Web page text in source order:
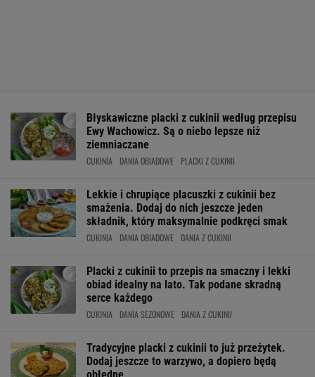
Błyskawiczne placki z cukinii według przepisu
Ewy Wachowicz. Są o niebo lepsze niż
ziemniaczane
CUKINIA DANIA OBIADOWE PLACKI Z CUKINII
Lekkie i chrupiące placuszki z cukinii bez
smażenia. Dodaj do nich jeszcze jeden
składnik, który maksymalnie podkręci smak
CUKINIA DANIA OBIADOWE DANIA Z CUKINII
Placki z cukinii to przepis na smaczny i lekki
obiad idealny na lato. Tak podane skradną
serce każdego
CUKINIA DANIA SEZONOWE DANIA Z CUKINII
Tradycyjne placki z cukinii to już przeżytek.
Dodaj jeszcze to warzywo, a dopiero będą